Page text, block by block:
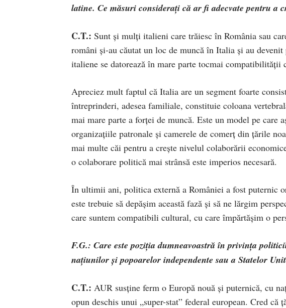
latine. Ce măsuri considerați că ar fi adecvate pentru a
C.T.: Sunt și mulți italieni care trăiesc în România sau
români și-au căutat un loc de muncă în Italia și au
italiene se datorează în mare parte tocmai compatibilității
Apreciez mult faptul că Italia are un segment foarte
întreprinderi, adesea familiale, constituie coloana
mai mare parte a forței de muncă. Este un model pe care
organizațiile patronale și camerele de comerț din țările
mai multe căi pentru a crește nivelul colaborării
o colaborare politică mai strânsă este imperios necesară.
În ultimii ani, politica externă a României a fost puternic
este trebuie să depășim această fază și să ne lărgim
care suntem compatibili cultural, cu care împărtășim o
F.G.: Care este poziția dumneavoastră în privința
națiunilor și popoarelor independente sau a Statelor
C.T.: AUR susține ferm o Europă nouă și puternică, cu
opun deschis unui „super-stat” federal european. Cred